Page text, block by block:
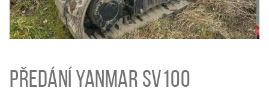
Předání Yanmar SV100